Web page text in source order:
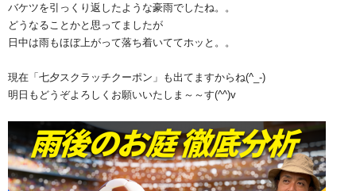
バケツを引っくり返したような豪雨でしたね。。
どうなることかと思ってましたが
日中は雨もほぼ上がって落ち着いててホッと。。
現在「七夕スクラッチクーポン」も出てますからね(^_-)
明日もどうぞよろしくお願いいたしま～～す(^^)v